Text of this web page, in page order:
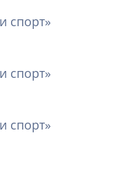
спорт»
спорт»
спорт»